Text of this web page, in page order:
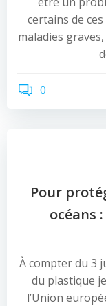
certains de
maladies
0
Pour
océans
À compter du 3
du plastique
l’Union